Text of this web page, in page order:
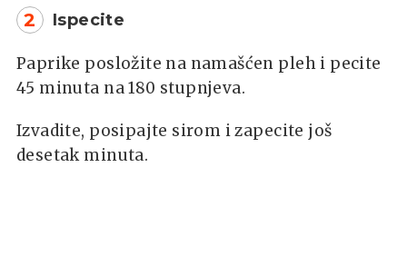
2 Ispecite
Paprike posložite na namašćen pleh i pecite
45 minuta na 180 stupnjeva.
Izvadite, posipajte sirom i zapecite još
desetak minuta.